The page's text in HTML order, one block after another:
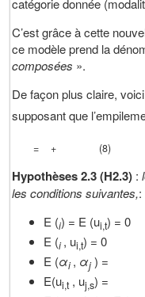
C’est grâce à cette
ce modèle prend la
composées ».
De façon plus claire,
supposant que
= + (8)
Hypothèses 2.3 (H2.3) :
les conditions suivantes,:
E (i) = E (ui,t) = 0
E (i , ui,t) = 0
E (αi , αj) =
E(ui,t, uj,s) =